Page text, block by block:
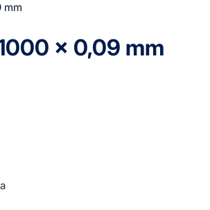
mm
x 0,09 mm